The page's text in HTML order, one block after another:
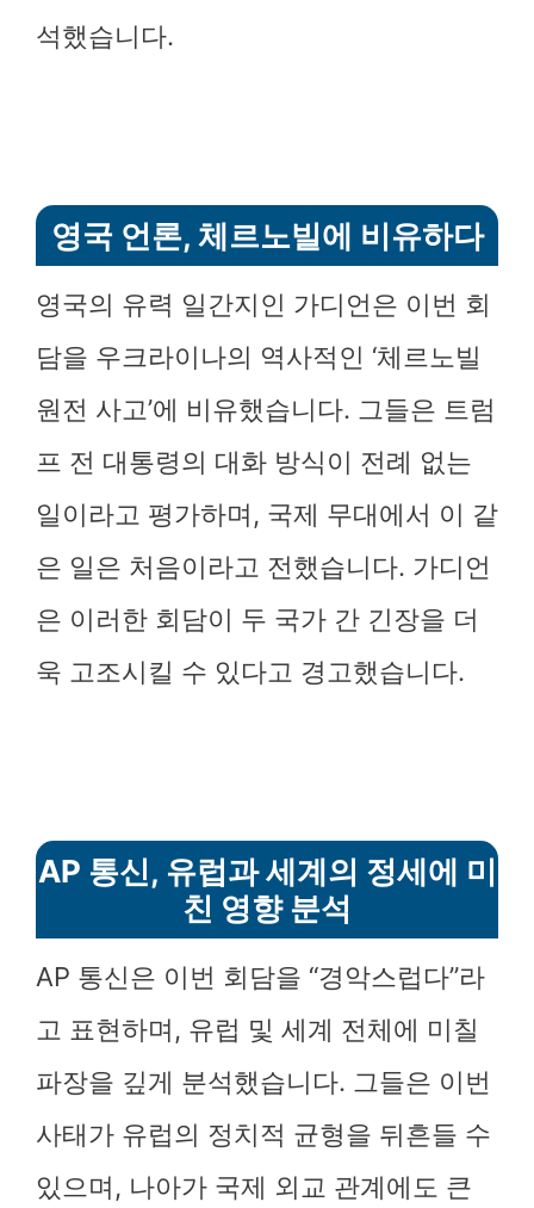
석했습니다.
영국 언론, 체르노빌에 비유하다
영국의 유력 일간지인 가디언은 이번 회
담을 우크라이나의 역사적인 ‘체르노빌
원전 사고’에 비유했습니다. 그들은 트럼
프 전 대통령의 대화 방식이 전례 없는
일이라고 평가하며, 국제 무대에서 이 같
은 일은 처음이라고 전했습니다. 가디언
은 이러한 회담이 두 국가 간 긴장을 더
욱 고조시킬 수 있다고 경고했습니다.
AP 통신, 유럽과 세계의 정세에 미
친 영향 분석
AP 통신은 이번 회담을 “경악스럽다”라
고 표현하며, 유럽 및 세계 전체에 미칠
파장을 깊게 분석했습니다. 그들은 이번
사태가 유럽의 정치적 균형을 뒤흔들 수
있으며, 나아가 국제 외교 관계에도 큰